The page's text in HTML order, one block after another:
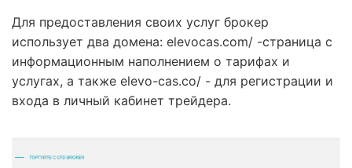
Для предоставления своих услуг брокер
использует два домена: elevocas.com/ -страница с
информационным наполнением о тарифах и
услугах, а также elevo-cas.co/ - для регистрации и
входа в личный кабинет трейдера.